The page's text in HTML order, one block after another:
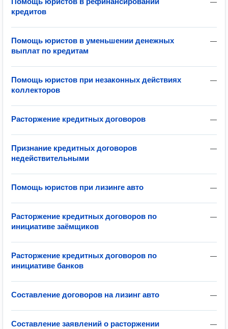
—
кредитов
—
Помощь юристов в уменьшении денежных
выплат по кредитам
—
Помощь юристов при незаконных действиях
коллекторов
—
Расторжение кредитных договоров
—
Признание кредитных договоров
недействительными
—
Помощь юристов при лизинге авто
—
Расторжение кредитных договоров по
инициативе заёмщиков
—
Расторжение кредитных договоров по
инициативе банков
—
Составление договоров на лизинг авто
—
Составление заявлений о расторжении